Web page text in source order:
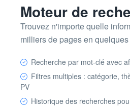
Moteur de
Trouvez n'importe quelle
milliers de pages en
Recherche par mot-clé avec
Filtres multiples : catégorie,
PV
Historique des recherches